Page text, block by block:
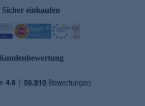
Sicher einkaufen